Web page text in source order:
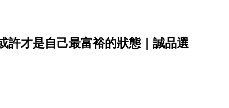
許才是自己最富裕的狀態｜誠品選